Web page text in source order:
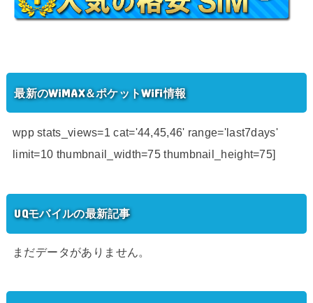
最新のWiMAX＆ポケットWiFi情報
wpp stats_views=1 cat='44,45,46' range='last7days'
limit=10 thumbnail_width=75 thumbnail_height=75]
UQモバイルの最新記事
まだデータがありません。